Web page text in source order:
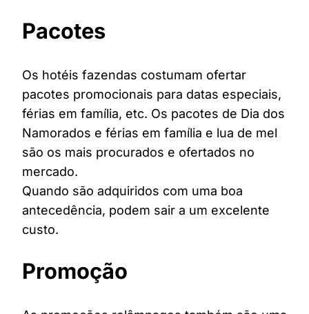
Pacotes
Os hotéis fazendas costumam ofertar
pacotes promocionais para datas especiais,
férias em família, etc. Os pacotes de Dia dos
Namorados e férias em família e lua de mel
são os mais procurados e ofertados no
mercado.
Quando são adquiridos com uma boa
antecedência, podem sair a um excelente
custo.
Promoção